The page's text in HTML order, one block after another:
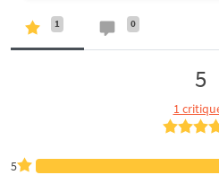
1 0
5
1
5